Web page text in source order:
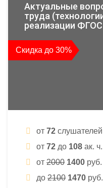
Актуальные
труда
реализации
Скидка до 30%
от 72 слушателей
от 72 до 108 ак. ч.
от 2000 1400 руб.
до 2100 1470 руб.